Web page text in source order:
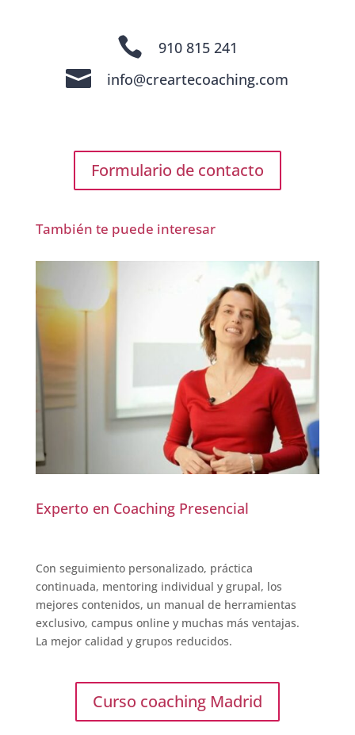
 910 815 241
 info@creartecoaching.com
Formulario de contacto
También te puede interesar
Experto en Coaching Presencial
Con seguimiento personalizado, práctica
continuada, mentoring individual y grupal, los
mejores contenidos, un manual de herramientas
exclusivo, campus online y muchas más ventajas.
La mejor calidad y grupos reducidos.
Curso coaching Madrid